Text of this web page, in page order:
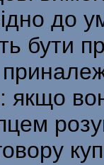
до
бути
якщо